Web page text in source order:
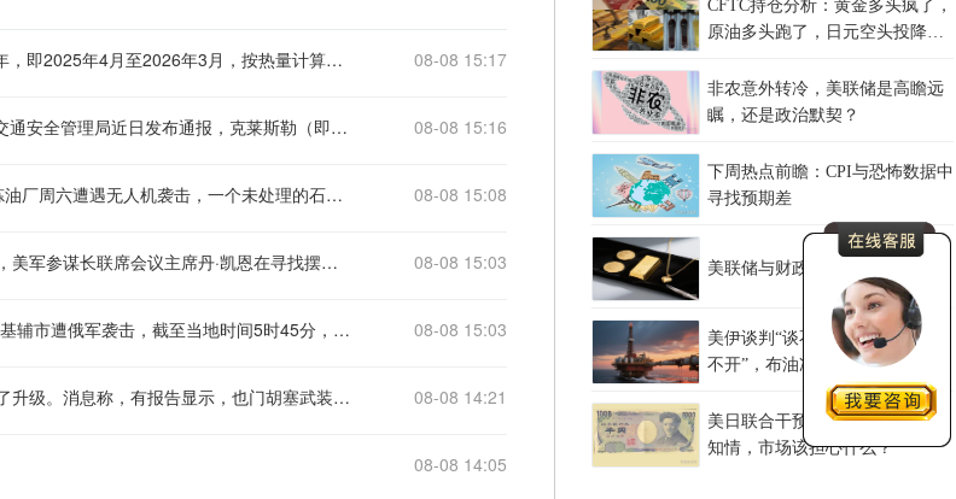
【日本食品自给率跌至历史新低】 日本农林水产省8月7日公布的数据显示，2025财年，即2025年4月至2026年3月，按热量计算的日本食品自给率下降1个百分点至37%，为历史最低水平。日本食品自给率是指国内生产的食品占国内食品总供给的比例。日本农林水产省表示，大米消费减少是食品自给率下降的重要原因。日本大米消费长期以来主要依靠本国供应，是日本食品自给率的重要支撑。米价上涨导致居民大米消费减少，国产大米提供的热量随之减少，显著拉低日本整体食品自给率。（央视） 08-08 15:17
【美国监管机构通报：克莱斯勒因安全带故障召回逾1400辆汽车】 1. 美国国家公路交通安全管理局近日发布通报，克莱斯勒（即FCA美国有限责任公司）正对部分美国市场车型实施召回。 2. 此次召回共涉及1458辆汽车，召回范围内车辆的安全带存在无法正常回缩的缺陷。 3. 该故障可能导致安全带无法按设计要求有效约束乘员，从而在碰撞等情况下增加乘员受伤的风险 08-08 15:16
【利比亚扎维亚炼油厂遭无人机袭击，石脑油罐泄漏已得到控制】 1. 利比亚扎维亚炼油厂周六遭遇无人机袭击，一个未处理的石脑油储罐被击中后发生泄漏。 2. 据炼油厂方面消息，泄漏情况目前已得到控制，有关部门正在对事件进行进一步调查和评估 08-08 15:08
【消息人士：美军高层寻找摆脱伊朗战事的途径】 美国方面7日援引消息人士的话称，美军参谋长联席会议主席丹·凯恩在寻找摆脱伊朗战事的途径。消息称，三位知情人士透露，过去几周，美军参谋长联席会议主席丹·凯恩私下向特朗普的其他高级顾问明确表示，美国需要找到一条摆脱伊朗战事的途径，因为摆在桌面上的军事选项可能会适得其反，而且仅靠空中力量不太可能实现特朗普的目标。消息人士透露，丹·凯恩曾与其他政府要员，包括副总统万斯、国务卿鲁比奥和中央情报局局长拉特克利夫讨论过升级冲突的军事选项，并提出了寻求结束战事的途径。丹·凯恩最近还与几位理念相近的特朗普顾问私下会面，确保他们在与总统会晤前达成共识。此外，消息还提到，丹·凯恩在近期与特朗普的会晤中，对美国日益减少的军火储备表示担忧，双方还讨论了升级冲突的潜在选项。（央视） 08-08 15:03
【乌称基辅等地遭袭 已有多人死伤】 乌克兰基辅市军政管理局8日通报称，当天凌晨基辅市遭俄军袭击，截至当地时间5时45分，袭击已造成4人受伤，基辅市两个地区发生火灾，相关部门正在开展救援工作。此外，乌克兰基辅州军政管理局通报称，当天基辅州遭俄军无人机袭击，截至目前已造成3人死亡，另有3人受伤。目前俄罗斯方面对此暂无回应。（央视） 08-08 15:03
【也门西部地区军事冲突升级】 据伊朗方面8日消息，也门西部地区的军事冲突出现了升级。消息称，有报告显示，也门胡塞武装与所谓沙特支持的“雇佣兵”在也门西部荷台达省豪亥地区的北部区域发生激烈冲突。（央视） 08-08 14:21
08-08 14:05
CFTC持仓分析：黄金多头疯了，
原油多头跑了，日元空头投降
非农意外转冷，美联储是高瞻远
瞩，还是政治默契？
下周热点前瞻：CPI与恐怖数据中
寻找预期差
美联储与财政部的通胀债务困局
美伊谈判“谈不拢”，红海油轮“绕
不开”，布油冲上83美元后何去何
美日联合干预，欧洲央行事后才
知情，市场该担心什么？